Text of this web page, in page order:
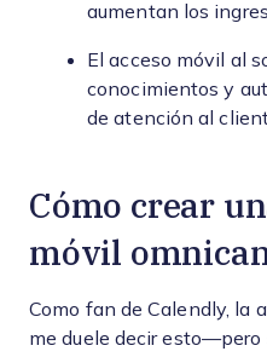
aumentan los
El acceso móvil al
conocimientos y
de atención al
Cómo crear
móvil
Como fan de Calendly, la
me duele decir